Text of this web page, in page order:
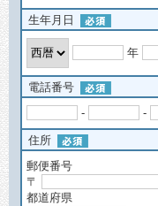
生年月日
年
電話番号
-
-
住所
郵便番号
〒
都道府県